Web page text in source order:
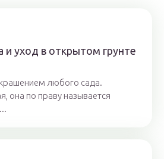
уход в открытом грунте
любого сада.
она по праву называется